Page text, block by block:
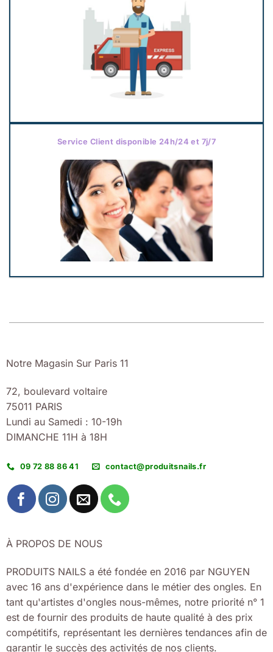
Service Client disponible 24h/24 et 7j/7
Notre Magasin Sur Paris 11
72, boulevard voltaire
75011 PARIS
Lundi au Samedi : 10-19h
DIMANCHE 11H à 18H
09 72 88 86 41 contact@produitsnails.fr
À PROPOS DE NOUS
PRODUITS NAILS a été fondée en 2016 par NGUYEN
avec 16 ans d'expérience dans le métier des ongles. En
tant qu'artistes d'ongles nous-mêmes, notre priorité n° 1
est de fournir des produits de haute qualité à des prix
compétitifs, représentant les dernières tendances afin de
garantir le succès des activités de nos clients.